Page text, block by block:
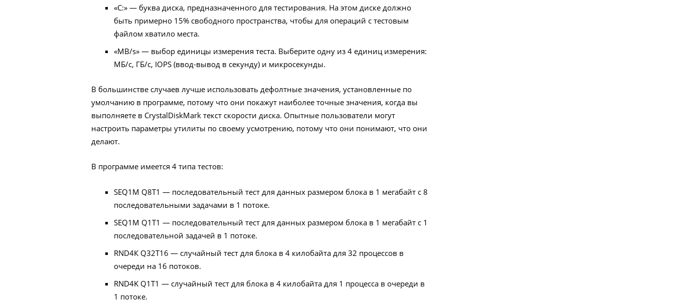
«C:» — буква диска, предназначенного для тестирования. На этом диске должно
быть примерно 15% свободного пространства, чтобы для операций с тестовым
файлом хватило места.
«MB/s» — выбор единицы измерения теста. Выберите одну из 4 единиц измерения:
МБ/с, ГБ/с, IOPS (ввод-вывод в секунду) и микросекунды.
В большинстве случаев лучше использовать дефолтные значения, установленные по
умолчанию в программе, потому что они покажут наиболее точные значения, когда вы
выполняете в CrystalDiskMark текст скорости диска. Опытные пользователи могут
настроить параметры утилиты по своему усмотрению, потому что они понимают, что они
делают.
В программе имеется 4 типа тестов:
SEQ1М Q8T1 — последовательный тест для данных размером блока в 1 мегабайт с 8
последовательными задачами в 1 потоке.
SEQ1М Q1T1 — последовательный тест для данных размером блока в 1 мегабайт с 1
последовательной задачей в 1 потоке.
RND4К Q32T16 — случайный тест для блока в 4 килобайта для 32 процессов в
очереди на 16 потоков.
RND4K Q1T1 — случайный тест для блока в 4 килобайта для 1 процесса в очереди в
1 потоке.